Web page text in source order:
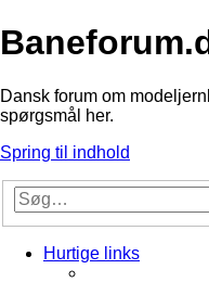
Dansk forum om
spørgsmål her.
Spring til indhold
Hurtige links